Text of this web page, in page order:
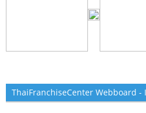
ThaiFranchiseCenter Webboard -